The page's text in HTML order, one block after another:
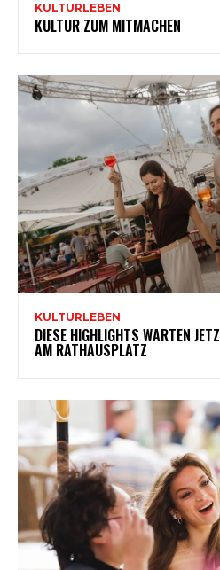
KULTURLEBEN
KULTUR ZUM MITMACHEN
KULTURLEBEN
DIESE HIGHLIGHTS WARTEN
AM RATHAUSPLATZ